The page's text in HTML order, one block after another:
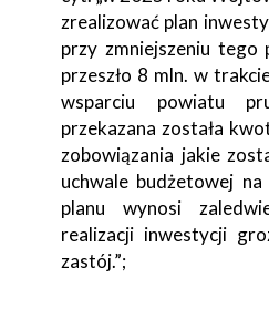
zrealizować plan
przy zmniejszeniu
przeszło 8 mln. w
wsparciu powiatu
przekazana została
zobowiązania jakie
uchwale budżetowej
planu wynosi
realizacji inwestycji
zastój.”;